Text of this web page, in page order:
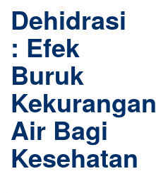
Dehidrasi
: Efek
Buruk
Kekurangan
Air Bagi
Kesehatan